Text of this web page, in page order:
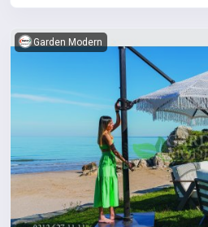
Garden Modern